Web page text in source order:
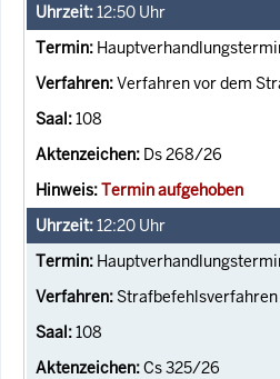
12:50 Uhr
Verfahren vor dem
108
Ds 268/26
Termin aufgehoben
12:20 Uhr
Strafbefehlsverfahren
108
Cs 325/26